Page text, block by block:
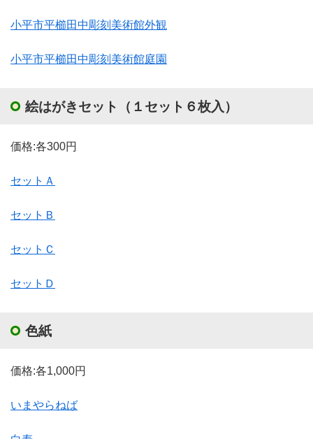
小平市平櫛田中彫刻美術館外観
小平市平櫛田中彫刻美術館庭園
絵はがきセット（１セット６枚入）
価格:各300円
セットＡ
セットＢ
セットＣ
セットＤ
色紙
価格:各1,000円
いまやらねば